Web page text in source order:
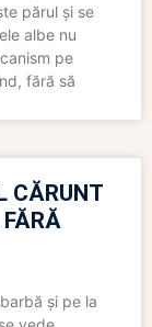
părul și se
albe nu
pe
fără să
CĂRUNT
și pe la